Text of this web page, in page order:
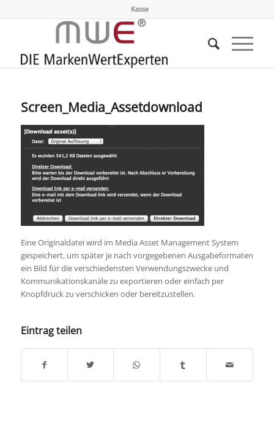
Kasse
Screen_Media_Assetdownload
Eine Originaldatei wird im Media Asset Management System
gespeichert, um später je nach vorgegebenen Ausgabeformaten
ein Bild für die verschiedensten Verwendungszwecke und
Kommunikationskanäle zu exportieren oder einfach per
Knopfdruck zu verschicken oder bereitzustellen.
Eintrag teilen